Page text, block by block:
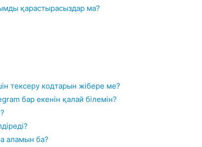
қарастырасыздар ма?
тексеру кодтарын жібере ме?
бар екенін қалай білемін?
аламын ба?